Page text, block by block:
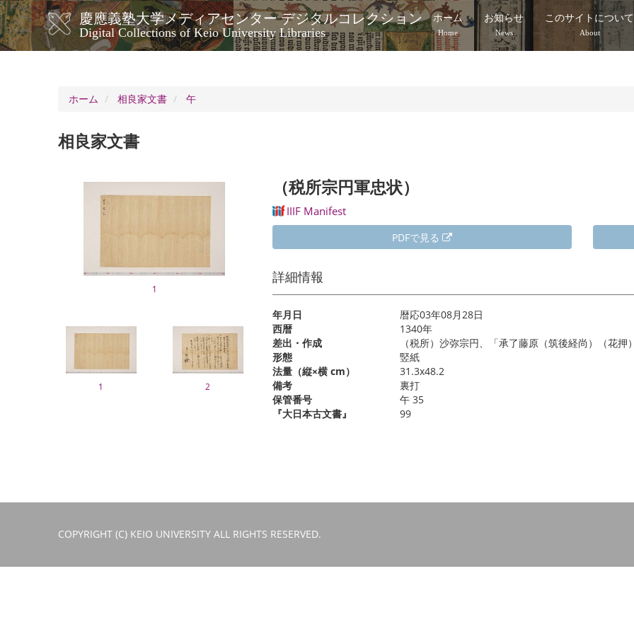
メ
イ
ン
コ
慶應義塾大学メディアセンター デジタルコレクション
Digital Collections of Keio University Libraries
メ
イ
ビ
ー
シ
ホーム
Home
お知らせ
News
このサイトについて
About
ホーム 相良家文書 午
相良家文書
1
1 2
（税所宗円軍忠状）
IIIF Manifest
PDFで見る
詳細情報
年月日
暦応03年08月28日
西暦
1340年
差出・作成
（税所）沙弥宗円、「承了藤原（筑後経尚）（花押
形態
竪紙
法量（縦×横 cm）
31.3x48.2
備考
裏打
保管番号
午 35
『大日本古文書』
99
COPYRIGHT (C) KEIO UNIVERSITY ALL RIGHTS RESERVED.